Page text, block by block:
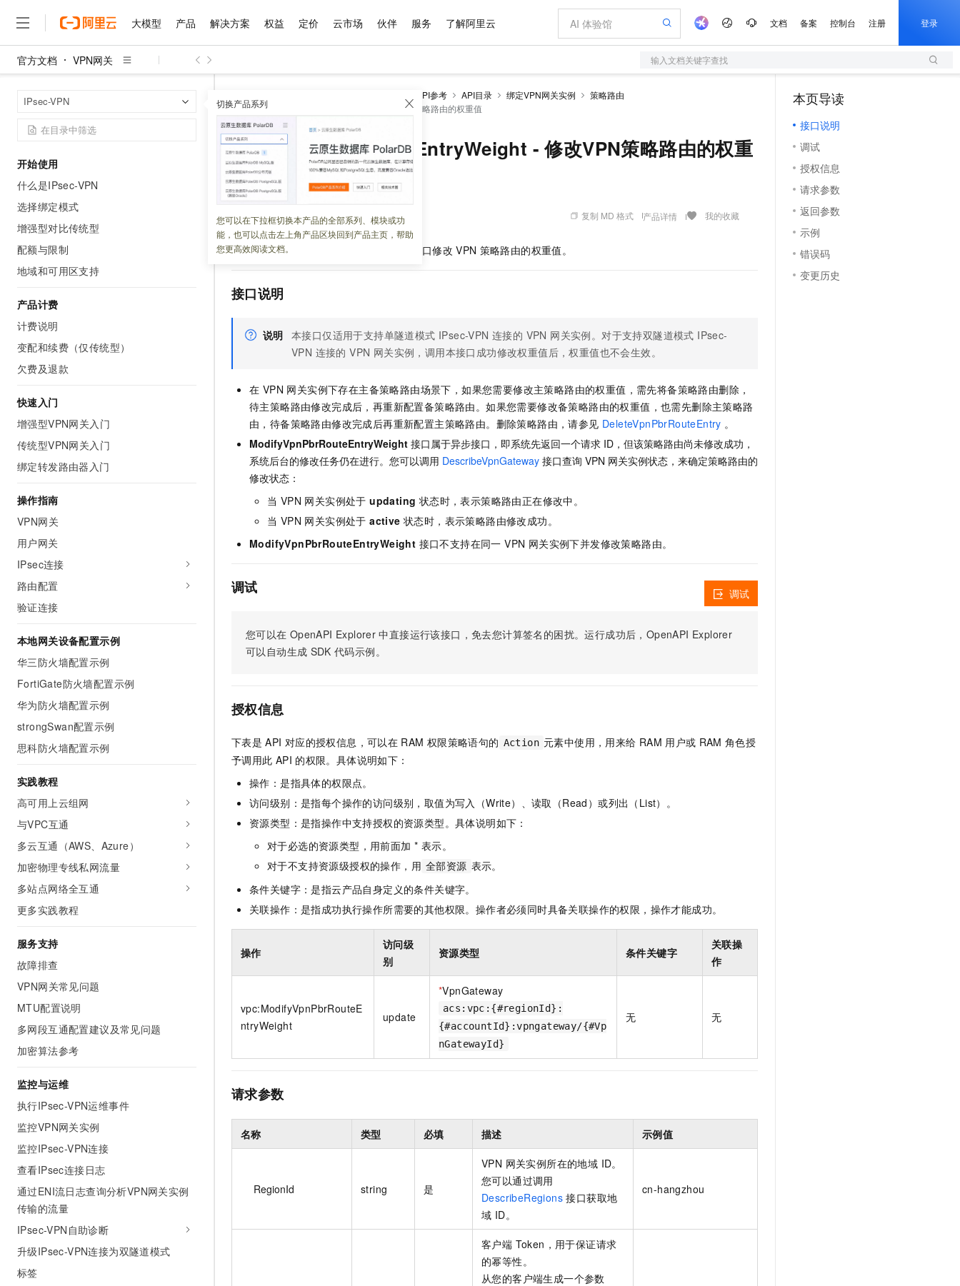
大模型 产品 解决方案 权益 定价 云市场 伙伴 服务 了解阿里云 文档 备案 控制台 注册 登录
官方文档 VPN网关 输入文档关键字查找
IPsec-VPN 切换产品系列
您可以在下拉框切换本产品的全部系列、模块或功
能，也可以点击左上角产品区块回到产品主页，帮助
您更高效阅读文档。
开始使用
什么是IPsec-VPN
选择绑定模式
增强型对比传统型
配额与限制
地域和可用区支持
产品计费
计费说明
变配和续费（仅传统型）
欠费及退款
快速入门
增强型VPN网关入门
传统型VPN网关入门
绑定转发路由器入门
操作指南
VPN网关
用户网关
IPsec连接
路由配置
验证连接
本地网关设备配置示例
华三防火墙配置示例
FortiGate防火墙配置示例
华为防火墙配置示例
strongSwan配置示例
思科防火墙配置示例
实践教程
高可用上云组网
与VPC互通
多云互通（AWS、Azure）
加密物理专线私网流量
多站点网络全互通
更多实践教程
服务支持
故障排查
VPN网关常见问题
MTU配置说明
多网段互通配置建议及常见问题
加密算法参考
监控与运维
执行IPsec-VPN运维事件
监控VPN网关实例
监控IPsec-VPN连接
查看IPsec连接日志
通过ENI流日志查询分析VPN网关实例
传输的流量
IPsec-VPN自助诊断
升级IPsec-VPN连接为双隧道模式
标签
API参考 API目录 绑定VPN网关实例
策略路由
ModifyVpnPbrRouteEntryWeight - 修改VPN策略路由的权重值
ModifyVpnPbrRouteEntryWeight - 修改VPN策略路由的权重
值
更新时间：2026-07-16 07:57:21 复制 MD 格式 产品详情 我的收藏
调用 ModifyVpnPbrRouteEntryWeight 接口修改 VPN 策略路由的权重值。
接口说明
说明 本接口仅适用于支持单隧道模式 IPsec-VPN 连接的 VPN 网关实例。对于支持双隧道模式 IPsec-
VPN 连接的 VPN 网关实例，调用本接口成功修改权重值后，权重值也不会生效。
在 VPN 网关实例下存在主备策略路由场景下，如果您需要修改主策略路由的权重值，需先将备策略路由删除，
待主策略路由修改完成后，再重新配置备策略路由。如果您需要修改备策略路由的权重值，也需先删除主策略路
由，待备策略路由修改完成后再重新配置主策略路由。删除策略路由，请参见 DeleteVpnPbrRouteEntry 。
ModifyVpnPbrRouteEntryWeight 接口属于异步接口，即系统先返回一个请求 ID，但该策略路由尚未修改成功，
系统后台的修改任务仍在进行。您可以调用 DescribeVpnGateway 接口查询 VPN 网关实例状态，来确定策略路由的
修改状态：
当 VPN 网关实例处于updating 状态时，表示策略路由正在修改中。
当 VPN 网关实例处于active 状态时，表示策略路由修改成功。
ModifyVpnPbrRouteEntryWeight 接口不支持在同一 VPN 网关实例下并发修改策略路由。
调试
您可以在 OpenAPI Explorer 中直接运行该接口，免去您计算签名的困扰。运行成功后，OpenAPI Explorer
可以自动生成 SDK 代码示例。
调试
授权信息
下表是 API 对应的授权信息，可以在 RAM 权限策略语句的 Action 元素中使用，用来给 RAM 用户或 RAM 角色授
予调用此 API 的权限。具体说明如下：
操作：是指具体的权限点。
访问级别：是指每个操作的访问级别，取值为写入（Write）、读取（Read）或列出（List）。
资源类型：是指操作中支持授权的资源类型。具体说明如下：
对于必选的资源类型，用前面加 * 表示。
对于不支持资源级授权的操作，用 全部资源 表示。
条件关键字：是指云产品自身定义的条件关键字。
关联操作：是指成功执行操作所需要的其他权限。操作者必须同时具备关联操作的权限，操作才能成功。
操作
访问级
别
资源类型 条件关键字
关联操
作
vpc:ModifyVpnPbrRouteE
ntryWeight
update
*VpnGateway
acs:vpc:{#regionId}:
{#accountId}:vpngateway/{#Vp
nGatewayId}
无 无
请求参数
名称 类型 必填 描述 示例值
RegionId string 是
VPN 网关实例所在的地域 ID。
您可以通过调用
DescribeRegions 接口获取地
域 ID。
cn-hangzhou
客户端 Token，用于保证请求
的幂等性。
从您的客户端生成一个参数
本页导读
接口说明
调试
授权信息
请求参数
返回参数
示例
错误码
变更历史
大模型
大模型服务平台百炼
大模型
文本生成
Qwen3.8-Max HOT
智能体时代全能旗舰模型 Kimi 最新旗舰模型，长程编程与推理利器
HappyHorse-1.1-T2V
语音识别与合成
Qwen3-TTS-Flash
大模型服务
千问AI平台-Token Plan NEW
个人版上线、团队版降价；千问3.8-Max首发发尝鲜
千问AI平台-模型体验
在线体验全尺寸、多种模态的模型效果
Happy 系列大模型
新一代 AI 视频生成模型，深度适配广告营销等场景
AI 应用构建
大模型服务平台百炼-应用模版
丰富多元化的应用模版和解决方案
大模型服务平台百炼-智能体
人工智能平台 PAI
大模型原生应用
Qoder HOT
面向真实软件的智能体编程平台
万有无界
10 分钟在聊天系统中增加一个 AI 助手
产品
精选产品
人工智能与机器学习
容器
存储
网络与CDN
安全
中间件
数据库
大数据计算
媒体服务
终端用户计算
Serverless
专有云
精选产品
大模型服务平台百炼
大模型服务与应用平台
千问大模型
多元化、高性能、安全可靠的大模型服务
无影云电脑
随时随地安全接入的云上超级电脑
云解析DNS
云原生大数据计算服务 MaxCompute
面向分析的企业级SaaS模式云数据仓库
域名与网站
对象存储 OSS
一站式AI开发、训练和推理服务
Qoder CN
基于千问大模型等，支持代码智能生成、研发智能问答
云数据库 RDS
面向真实软件的智能体编程平台
轻量应用服务器
数字证书管理服务（原SSL证书）
实现全站HTTPS，呈现可信的WEB访问
短信服务
大数据开发治理平台 DataWorks
解决方案
精选解决方案
AI
大数据
现代化应用
安全
网络
可观测
企业出海
政企业务
精选解决方案
千问办公，解锁你的工作新方式
企业级Agent产品，直接交付可用成果
Agency Agents：拥有专属领域专家
多领域专家智能体,一键组建 AI 虚拟交付团队
HappyHorse 打造一站式影视创作平台
快速拥有专属 OpenClaw
睿译宝，AI翻译排版一步到位
GLM-5.2：长任务时代开源旗舰模型
自主进化，持久记忆，越用越聪明
Claude Code + GStack 打造工程团队
安装技能 GStack，拥有专属 AI 工程团队
即刻拥有 DeepSeek-V4-Pro
从聊天伙伴进化为能主动干活的本地数字员工
一句话生成原生可编辑精美 PPT 文稿
输入一句话想法, 轻松生成专业的 PPT
一键部署幻兽帕鲁游戏服务器
一键购买专属联机服务器，轻松开启游戏
漫剧工坊：一站式动画创作平台
快速生产连贯的高质量长漫剧
10 分钟搭建微信、支付宝小程序
高效部署网站，快速应用到小程序
权益 普惠上云
普惠上云 官方力荐
云服务器38元/年起，超值低价云产品抢先购
官方推荐返现计划
推荐新用户得奖励，单订单最高返9万
云工开物
高校专属算力普惠，学生认证享300元代金券
免费试用
解决方案免费试用 新老同享
最高领取价值200元试用点，立即开启云上创新
AI 产品 免费试用
1亿+ 大模型 tokens 和 30+ 款产品免费体验
产品新客免费试用，最长12个月
大模型ACA认证体验
AI 特惠
智启 AI 普惠权益
阿里云 OPC 创新助力计划
至高百万元 Token 补贴，加速一人公司成长
Qwen3.8-Max 首发尝鲜，限时加量 10 倍，夜间低至2折
千问办公，限时限量积分加倍
你的AI工作搭子，覆盖日常办公高频场景
Night Plan 支持 Qwen 3.8-Max NEW
夜间 5 折，Qwen/Meoo/TokenPlan 客户专享
AI 场景体验
AI 电商营销
图文、视频一站生成，高效打造优质广告素材
AI 办公
AI智能应用，一键激活高效办公新体验
自动承接线索、识别商机，让客服更高效、服务更出色。
AI 活动
AI 生产力先锋
先锋实践拓展 AI 生产力的边界
飞天发布时刻
所见，即是所愿
AI 实训营
从基础到进阶，Agent 创客手把手教你
创新加速
定价 产品定价
了解云产品的定价详情
云上成本管理
管理和优化成本
价格计算器
自助选配和估算价格
价格优势
推动算力普惠，释放技术红利
配置报价器
阿里云 OPC 创新助力计划
Token 补贴，五大权
益加速 OPC 成功
云市场 精选商城
网站建设
多端小程序
Salesforce 国际版订阅
友盟天域
观测云
Tuya 物联网平台阿里云版
电子合同
畅捷通
Tableau 订阅
AI空中课堂在线直播课堂（旗舰版）
生态解决方案
行业生态解决方案
开发者生态解决方案
数据与 API
数据集
身份实名认证
短信
OCR 文字识别
发票查验
企业应用
ERP
CRM
OA 办公系统
财税管理
400电话
基础软件
宝塔 Linux
JAVA
Red Hat
建站小程序
模板建站
定制建站
APP 开发
专业服务
公司注册
上云迁移
代维服务
伙伴 成为销售伙伴
分销伙伴
咨询伙伴
销售伙伴合作计划
Salesforce On Alibaba Cloud
Consulting Partner 合作计划
AI 大模型销售与服务生态合作计划
成为产品伙伴
产品生态集成认证中心
产品生态伙伴工作台
产品伙伴合作计划
云存储合作计划
云网络合作计划
服务伙伴合作计划
Al MaaS 服务伙伴赋能合作
伙伴信用分合作计划
更多支持
合作伙伴培训与认证
查询合作伙伴
登录合作伙伴管理后台
服务
了解阿里云 为什么选择阿里云
什么是云计算
技术领先
稳定可靠
安全合规
分析师报告
研究报告与白皮书
云开发大赛
最佳实践
云上春晚
云栖战略参考
云上的中国
金融模力时刻
市场活动
魔搭 ModelScope
科研合作
加入我们
校园招聘